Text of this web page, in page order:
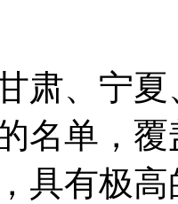
肃、宁
名单，
具有极